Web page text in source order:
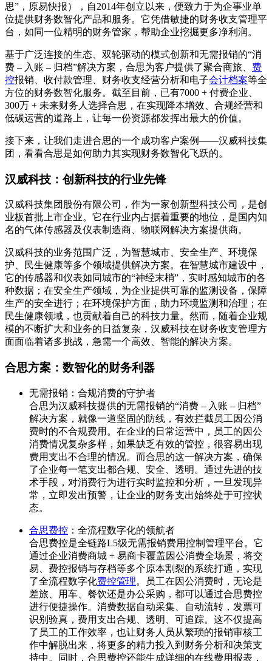
思”，原易快报），自2014年创立以来，便致力于为企事业单
位提供财务数智化产品和服务。它凭借敏捷的财务收支管理平
台，如同一位精明的财务管家，帮助企业挖掘更多净利润。
基于广泛连接的生态、双轮驱动的模式创新和无需报销的“消
费 – 入账 – 归档”解决方案，合思为客户提供了聚合商旅、 费
控报销、收付款管理、财务收支经营分析和电子会计档案等全
方位的财务数智化服务。截至目前，已有7000 + 付费企业、
300万 + 未来财务人选择合思，在实现降本增效、合规经营和
低碳运营的道路上，让每一份资源都发挥出最大的价值。
接下来，让我们走进合思的一个成功客户案例——汉威科技集
团，看看合思是如何助力其实现财务数智化飞跃的。
汉威科技：创新科技的行业先锋
汉威科技集团股份有限公司，作为一家创新型科技公司，是创
业板首批上市企业。它在行业内占据着重要的地位，是国内知
名的气体传感器及仪表制造商、物联网解决方案提供商。
汉威科技的业务范围广泛，为智慧城市、安全生产、环境保
护、民生健康等多个领域提供解决方案。在智慧城市建设中，
它的传感器和仪表如同城市的“神经末梢”，实时感知城市的各
种数据；在安全生产领域，为企业提供可靠的监测设备，保障
生产的安全进行；在环境保护方面，助力环境监测和治理；在
民生健康领域，也贡献着自己的科技力量。然而，随着企业规
模的不断扩大和业务的日益复杂，汉威科技在财务收支管理方
面面临着诸多挑战，急需一个高效、智能的解决方案。
合思方案：数智化的财务利器
无需报销：合规消费的守护者
合思为汉威科技提供的无需报销的“消费 – 入账 – 归档”
解决方案，就像一道坚固的防线，有效拦截员工因公消
费时的不合规费用。在企业的日常运营中，员工的因公
消费情况复杂多样，如果缺乏有效的管控，很容易出现
费用支出不合理的情况。而合思的这一解决方案，确保
了企业每一笔支出都合规、安全、透明。通过先进的技
术手段，对消费行为进行实时监控和分析，一旦发现异
常，立即发出预警，让企业的财务支出始终处于可控状
态。
合思费控 ：全流程数字化的领航者
合思费控是全链路L5级无需报销费用控制管理平台。它
通过企业消费商城 + 易商卡覆盖因公消费全场景，将交
易、费控报销与存档等多个原本割裂的系统打通，实现
了全流程数字化费控管理。员工在因公消费时，无论是
差旅、用车、餐饮还是办公采购，都可以通过合思费控
进行便捷操作。消费数据自动采集、自动流转，发票可
识别验真，费用支出合规、透明、可追踪。这不仅提高
了员工的工作效率，也让财务人员从繁琐的报销审核工
作中解脱出来，将更多的精力投入到财务分析和决策支
持中。同时，合思费控还能生成详细的在线费用报表，